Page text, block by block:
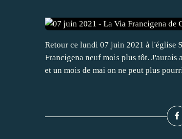
Retour ce lundi 07 juin 2021 à l'église
Francigena neuf mois plus tôt.
et un mois de mai on ne peut plus